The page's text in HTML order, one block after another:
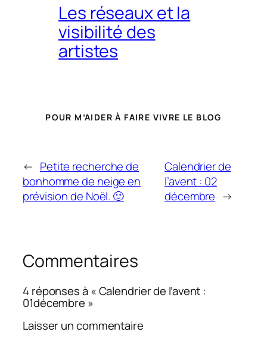
Les réseaux et la
visibilité des
artistes
POUR M’AIDER À FAIRE VIVRE LE BLOG
← Petite recherche de
bonhomme de neige en
prévision de Noël. 🙂
Calendrier de
l’avent : 02
décembre →
Commentaires
4 réponses à « Calendrier de l’avent :
01décembre »
Laisser un commentaire